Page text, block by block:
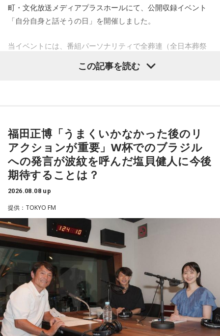
【7位】牡羊座（おひつじ座）
マイペースに過ごせると良い日です。今日は部屋の片付けを
したり、書類の整理をしたり、身の回りの整理を心掛けて過
【8位】天秤座（てんびん座）
仕事運が好調な日。今日がお休みの人も忙しさが目立ちそう
に必要なことについて考えてみましょう。ラッキーアイテム
はコーヒー。
【10位】獅子座（しし座）
内省がテーマの日です。今日はこれまでを振り返って色々な
ことを見直してみましょう。スマホのデータの整理をした
【11位】水瓶座（みずがめ座）
日頃の疲れを癒しましょう。今日はマッサージを受けたり、
心と身体のメンテナンスを意識しましょう。たくさん睡眠を
取ってリフレッシュするのも良さそうです。
【12位】射手座（いて座）
心のモヤモヤが目立つような日です。今日は頑張らず、1人の
時間を大切にしたり、のんびり過ごす時間を持つようにしま
しょう。
【今日の一言メッセージ】
町・文化放送メディアプラスホールにて、公開収録イベント
「自分自身と話そうの日」を開催しました。
当イベントには、番組パーソナリティで全葬連（全日本葬祭
業協同組合連合会）のフューネラルアンバサダーも務める田
村淳と、アシスタントの砂山圭大郎アナウンサーが登壇。
昨年に続き2回目の開催となる本イベントは、参加者が自分自
身を見つめ直す2つのコーナーで展開。「自分への表彰状を送
ろう」のコーナーでは、大きな成功でなくても「自分、本当
によく頑張ったな」と思えるこれまでの出来事を、“自分への
表彰状”という形で来場者から募集・紹介。自身の記憶を改め
て言葉にすることで、人生をじっくりと見つめ直す時間とな
りました。
続く「人生の最後に流したい私のエンディング曲」のコーナ
ーでは、来場者が選んだ“人生の最後に流したい一曲”にまつわ
る思い出を紹介。音楽を通してこれまでの人生を振り返りな
がら、これからの“自分らしい生き方”を考える時間を共有しま
した。田村は、人生の最後に流したい曲について、「お葬式
で流す曲は決めている。しかも自分の声で流したいと思っ
て、毎日ギターの弾き語りを書斎で練習して、音源として残
この記事を読む
福田正博「うまくいかなかった後のリ
アクションが重要」W杯でのブラジル
への発言が波紋を呼んだ塩貝健人に今後
期待することは？
2026.08.08 up
提供：TOKYO FM